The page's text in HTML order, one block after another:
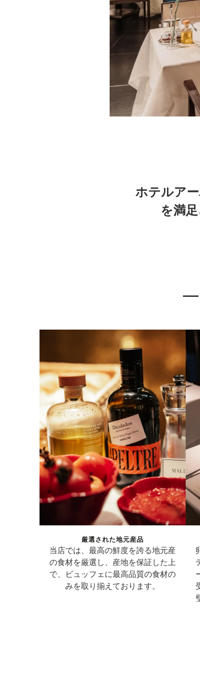
ホテルア
を満
厳選された地元産品
当店では、最高の鮮度を誇る地元産
の食材を厳選し、産地を保証した上
で、ビュッフェに最高品質の食材の
みを取り揃えております。